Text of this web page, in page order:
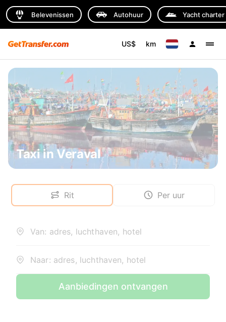
Belevenissen Autohuur Yacht charter
US$ km
Taxi in Veraval
Rit Per uur
Van: adres, luchthaven, hotel
Naar: adres, luchthaven, hotel
Aanbiedingen ontvangen